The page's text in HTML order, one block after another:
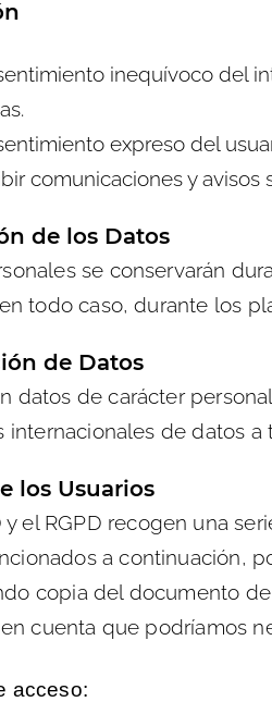
inequívoco del
expreso del
comunicaciones y
de los Datos
se conservarán
todo caso, durante los
de Datos
datos de carácter
internacionales de datos a
los Usuarios
y el RGPD recogen una
a continuación,
copia del documento
cuenta que podríamos
acceso: